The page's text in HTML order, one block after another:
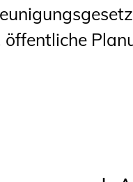
öffentliche